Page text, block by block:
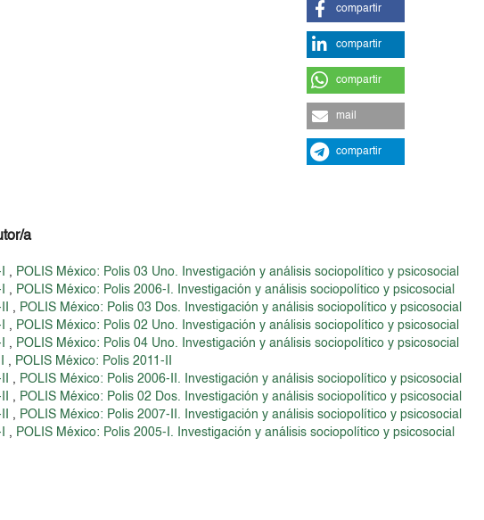
compartir
compartir
compartir
mail
compartir
a
, POLIS México: Polis 03 Uno. Investigación y análisis sociopolítico y psicosocial
, POLIS México: Polis 2006-I. Investigación y análisis sociopolítico y psicosocial
, POLIS México: Polis 03 Dos. Investigación y análisis sociopolítico y psicosocial
, POLIS México: Polis 02 Uno. Investigación y análisis sociopolítico y psicosocial
, POLIS México: Polis 04 Uno. Investigación y análisis sociopolítico y psicosocial
, POLIS México: Polis 2011-II
, POLIS México: Polis 2006-II. Investigación y análisis sociopolítico y psicosocial
, POLIS México: Polis 02 Dos. Investigación y análisis sociopolítico y psicosocial
, POLIS México: Polis 2007-II. Investigación y análisis sociopolítico y psicosocial
, POLIS México: Polis 2005-I. Investigación y análisis sociopolítico y psicosocial